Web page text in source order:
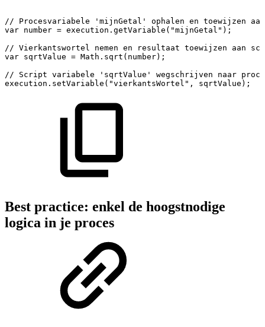
// Procesvariabele 'mijnGetal' ophalen en toewijzen
aan
var number = execution.getVariable("mijnGetal");
// Vierkantswortel nemen en resultaat toewijzen aan
var sqrtValue = Math.sqrt(number);
//
Script variabele 'sqrtValue' wegschrijven naar
execution.setVariable("vierkantsWortel",
sqrtValue);
Best practice: enkel de hoogstnodige
logica in je proces